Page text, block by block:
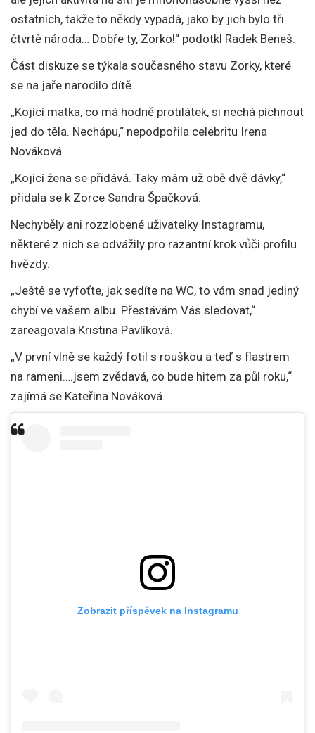
ostatních, takže to někdy vypadá, jako by jich bylo tři
čtvrtě národa… Dobře ty, Zorko!“ podotkl Radek Beneš.
Část diskuze se týkala současného stavu Zorky, které
se na jaře narodilo dítě.
„Kojící matka, co má hodně protilátek, si nechá píchnout
jed do těla. Nechápu,“ nepodpořila celebritu Irena
Nováková
„Kojící žena se přidává. Taky mám už obě dvě dávky,“
přidala se k Zorce Sandra Špačková.
Nechyběly ani rozzlobené uživatelky Instagramu,
některé z nich se odvážily pro razantní krok vůči profilu
hvězdy.
„Ještě se vyfoťte, jak sedíte na WC, to vám snad jediný
chybí ve vašem albu. Přestávám Vás sledovat,“
zareagovala Kristina Pavlíková.
„V první vlně se každý fotil s rouškou a teď s flastrem
na rameni….jsem zvědavá, co bude hitem za půl roku,“
zajímá se Kateřina Nováková.
Zobrazit příspěvek na Instagramu